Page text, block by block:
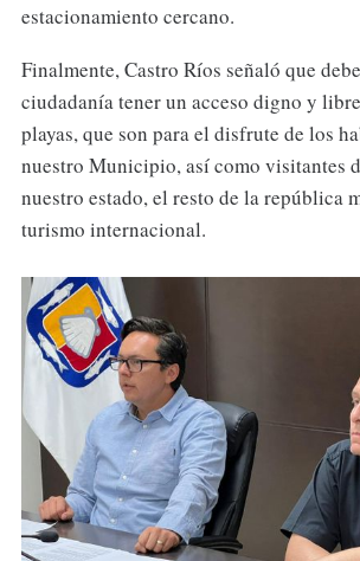
estacionamiento cercano.
Finalmente, Castro Ríos señaló que
ciudadanía tener un acceso digno y
playas, que son para el disfrute de los
nuestro Municipio, así como visitantes
nuestro estado, el resto de la república
turismo internacional.